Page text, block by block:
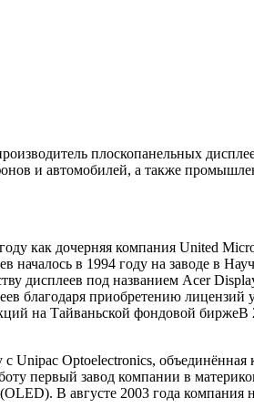
плоскопанельных
и автомобилей, а также
как дочерняя компания United
началось в 1994 году на заводе в
дисплеев под названием Acer
благодаря приобретению лицензий
на Тайваньской фондовой
Unipac Optoelectronics,
первый завод компании в
В августе 2003 года компания